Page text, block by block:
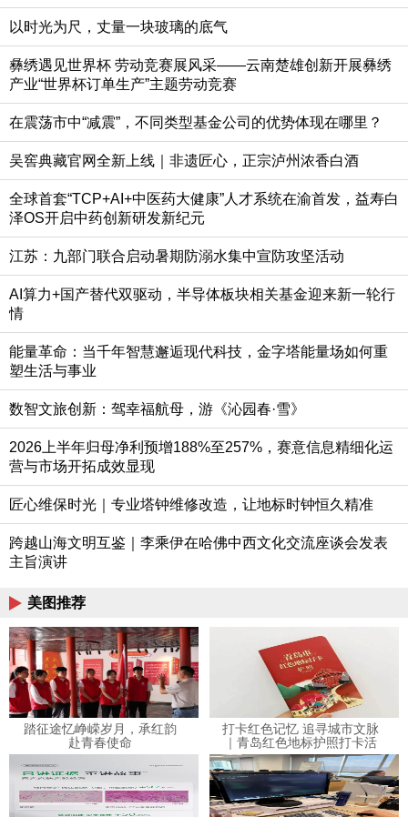
以时光为尺，丈量一块玻璃的底气
彝绣遇见世界杯 劳动竞赛展风采——云南楚雄创新开展彝绣
产业“世界杯订单生产”主题劳动竞赛
在震荡市中“减震”，不同类型基金公司的优势体现在哪里？
吴窖典藏官网全新上线｜非遗匠心，正宗泸州浓香白酒
全球首套“TCP+AI+中医药大健康”人才系统在渝首发，益寿白
泽OS开启中药创新研发新纪元
江苏：九部门联合启动暑期防溺水集中宣防攻坚活动
AI算力+国产替代双驱动，半导体板块相关基金迎来新一轮行
情
能量革命：当千年智慧邂逅现代科技，金字塔能量场如何重
塑生活与事业
数智文旅创新：驾幸福航母，游《沁园春·雪》
2026上半年归母净利预增188%至257%，赛意信息精细化运
营与市场开拓成效显现
匠心维保时光｜专业塔钟维修改造，让地标时钟恒久精准
跨越山海文明互鉴｜李乘伊在哈佛中西文化交流座谈会发表
主旨演讲
美图推荐
踏征途忆峥嵘岁月，承红韵
赴青春使命
打卡红色记忆 追寻城市文脉
｜青岛红色地标护照打卡活
动在中山路城市记忆馆开展